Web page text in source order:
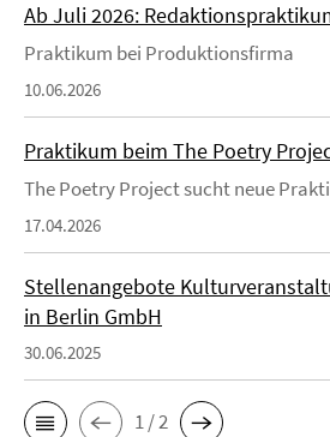
Ab Juli 2026:
Praktikum bei Produktionsfirma
10.06.2026
Praktikum beim The Poetry
The Poetry Project sucht neue
17.04.2026
Stellenangebote
in Berlin GmbH
30.06.2025
1 / 2